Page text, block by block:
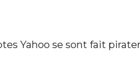
Yahoo se sont fait